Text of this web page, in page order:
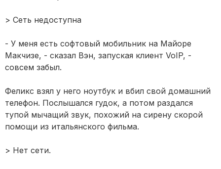
> Сеть недоступна
- У меня есть софтовый мобильник на Майоре
Макчизе, - сказал Вэн, запуская клиент VoIP, -
совсем забыл.
Феликс взял у него ноутбук и вбил свой домашний
телефон. Послышался гудок, а потом раздался
тупой мычащий звук, похожий на сирену скорой
помощи из итальянского фильма.
> Нет сети.